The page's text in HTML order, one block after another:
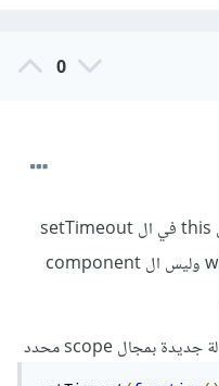
0
هماك خطأ بسيط في الكود وهو المجال ل this في ال setTimeout
حيث سوف تعود ال this للكائن window وليس ال component